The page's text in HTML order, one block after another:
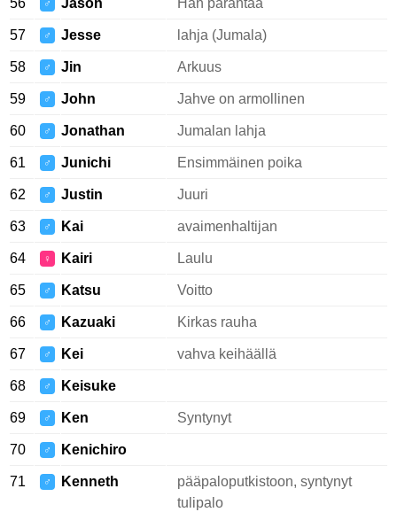
56 ♂ Jason Hän parantaa
57 ♂ Jesse lahja (Jumala)
58 ♂ Jin Arkuus
59 ♂ John Jahve on armollinen
60 ♂ Jonathan Jumalan lahja
61 ♂ Junichi Ensimmäinen poika
62 ♂ Justin Juuri
63 ♂ Kai avaimenhaltijan
64 ♀ Kairi Laulu
65 ♂ Katsu Voitto
66 ♂ Kazuaki Kirkas rauha
67 ♂ Kei vahva keihäällä
68 ♂ Keisuke
69 ♂ Ken Syntynyt
70 ♂ Kenichiro
71 ♂ Kenneth
pääpaloputkistoon, syntynyt
tulipalo